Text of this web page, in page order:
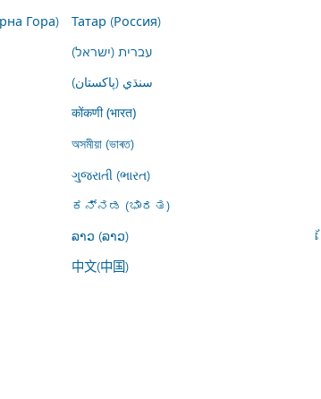
Гора) Татар (Россия)
עברית (ישראל)
سنڌي (پاکستان)
कोंकणी (भारत)
অসমীয়া (ভাৰত)
ગુજરાતી (ભારત)
ಕನ್ನಡ (ಭಾರತ)
ລາວ (ລາວ)
中文(中国)